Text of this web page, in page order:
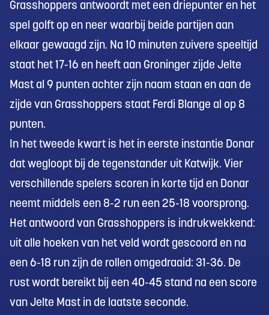
Grasshoppers antwoordt met een driepunter en het
spel golft op en neer waarbij beide partijen aan
elkaar gewaagd zijn. Na 10 minuten zuivere speeltijd
staat het 17-16 en heeft aan Groninger zijde Jelte
Mast al 9 punten achter zijn naam staan en aan de
zijde van Grasshoppers staat Ferdi Blange al op 8
punten.
In het tweede kwart is het in eerste instantie Donar
dat wegloopt bij de tegenstander uit Katwijk. Vier
verschillende spelers scoren in korte tijd en Donar
neemt middels een 8-2 run een 25-18 voorsprong.
Het antwoord van Grasshoppers is indrukwekkend:
uit alle hoeken van het veld wordt gescoord en na
een 6-18 run zijn de rollen omgedraaid: 31-36. De
rust wordt bereikt bij een 40-45 stand na een score
van Jelte Mast in de laatste seconde.